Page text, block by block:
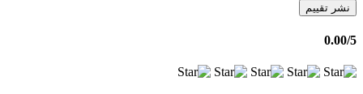
نشر تقييم
0.00/5